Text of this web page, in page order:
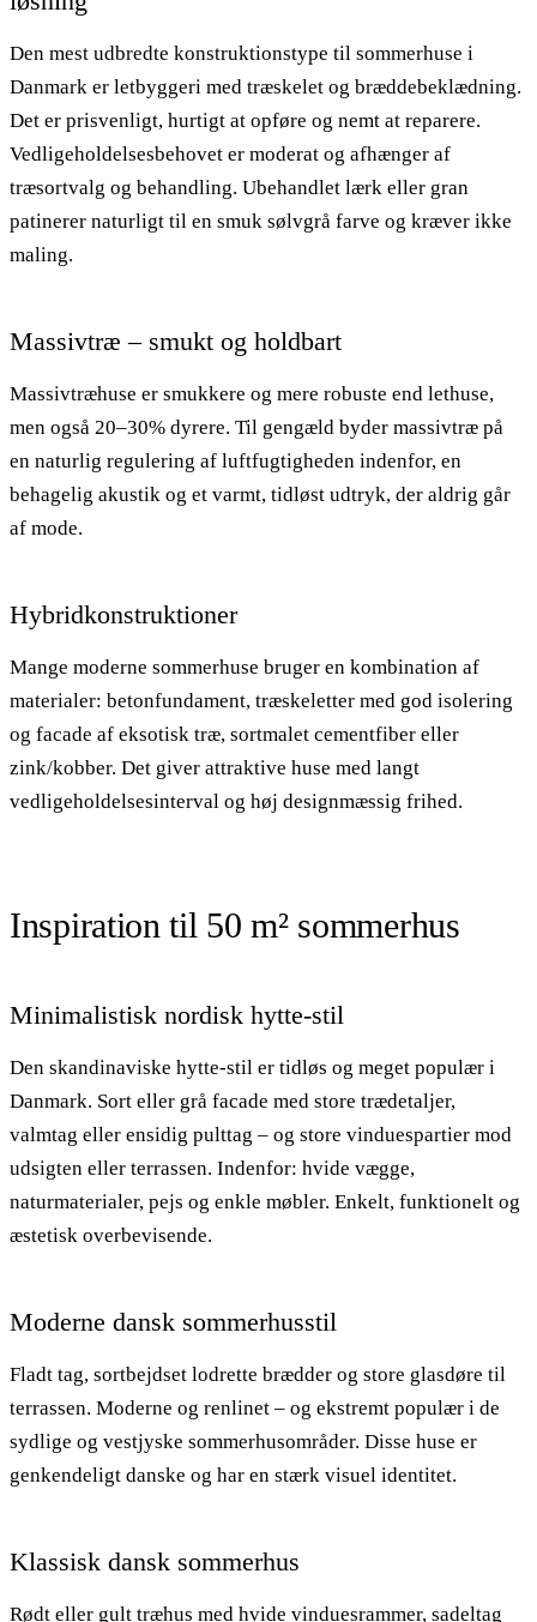
Den mest udbredte konstruktionstype til sommerhuse i
Danmark er letbyggeri med træskelet og bræddebeklædning.
Det er prisvenligt, hurtigt at opføre og nemt at reparere.
Vedligeholdelsesbehovet er moderat og afhænger af
træsortvalg og behandling. Ubehandlet lærk eller gran
patinerer naturligt til en smuk sølvgrå farve og kræver ikke
maling.
Massivtræ – smukt og holdbart
Massivtræhuse er smukkere og mere robuste end lethuse,
men også 20–30% dyrere. Til gengæld byder massivtræ på
en naturlig regulering af luftfugtigheden indenfor, en
behagelig akustik og et varmt, tidløst udtryk, der aldrig går
af mode.
Hybridkonstruktioner
Mange moderne sommerhuse bruger en kombination af
materialer: betonfundament, træskeletter med god isolering
og facade af eksotisk træ, sortmalet cementfiber eller
zink/kobber. Det giver attraktive huse med langt
vedligeholdelsesinterval og høj designmæssig frihed.
Inspiration til 50 m² sommerhus
Minimalistisk nordisk hytte-stil
Den skandinaviske hytte-stil er tidløs og meget populær i
Danmark. Sort eller grå facade med store trædetaljer,
valmtag eller ensidig pulttag – og store vinduespartier mod
udsigten eller terrassen. Indenfor: hvide vægge,
naturmaterialer, pejs og enkle møbler. Enkelt, funktionelt og
æstetisk overbevisende.
Moderne dansk sommerhusstil
Fladt tag, sortbejdset lodrette brædder og store glasdøre til
terrassen. Moderne og renlinet – og ekstremt populær i de
sydlige og vestjyske sommerhusområder. Disse huse er
genkendeligt danske og har en stærk visuel identitet.
Klassisk dansk sommerhus
Rødt eller gult træhus med hvide vinduesrammer, sadeltag